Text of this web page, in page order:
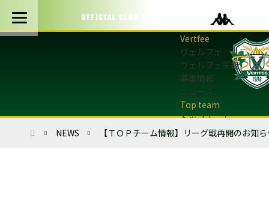
OFFICIAL CLUB PARTNERS
ヴェルフェ
ヴェルフェ矢板
募集情報
ニュース
トップチーム
トップチーム概要
ホームNEWS 【ＴＯＰチーム情報】リーグ戦再開のお知